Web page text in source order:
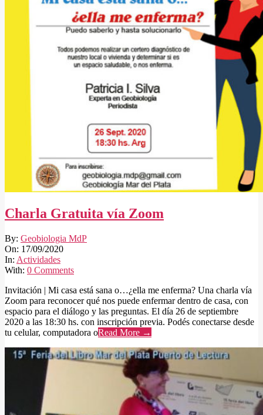
Charla Gratuita vía Zoom
2020-
09-
17
By: Geobiologia MdP
On: 17/09/2020
In: Actividades
With: 0 Comments
Invitación | Mi casa está sana o…¿ella me enferma? Una charla vía
Zoom para reconocer qué nos puede enfermar dentro de casa, con
espacio para el diálogo y las preguntas. El día 26 de septiembre
2020 a las 18:30 hs. con inscripción previa. Podés conectarse desde
tu celular, computadora oRead More →